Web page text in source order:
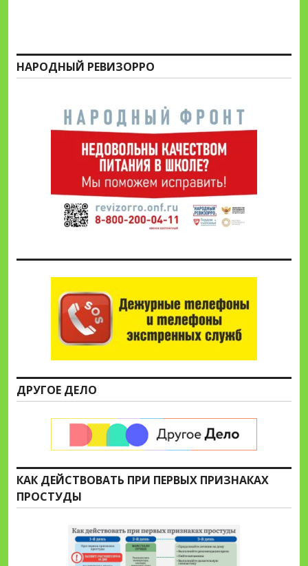
НАРОДНЫЙ РЕВИЗОРРО
ДРУГОЕ ДЕЛО
КАК ДЕЙСТВОВАТЬ ПРИ ПЕРВЫХ ПРИЗНАКАХ
ПРОСТУДЫ